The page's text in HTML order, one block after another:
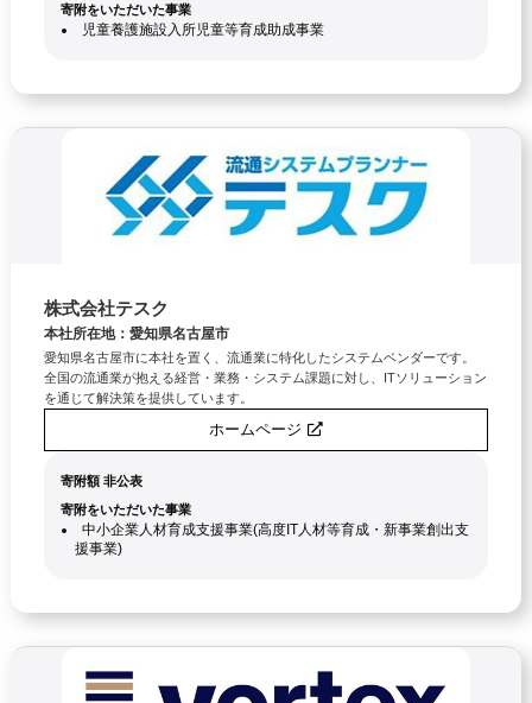
寄附をいただいた事業
児童養護施設入所児童等育成助成事業
株式会社テスク
本社所在地：愛知県名古屋市
愛知県名古屋市に本社を置く、流通業に特化したシステムベンダーです。
全国の流通業が抱える経営・業務・システム課題に対し、ITソリューション
を通じて解決策を提供しています。
ホームページ
寄附額 非公表
寄附をいただいた事業
中小企業人材育成支援事業(高度IT人材等育成・新事業創出支
援事業)